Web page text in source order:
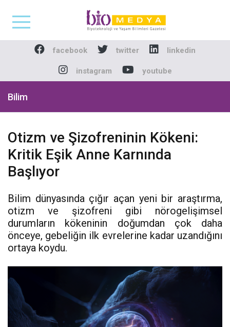
Biomedya -
facebook twitter linkedin
instagram youtube
Bilim
Otizm ve Şizofreninin Kökeni:
Kritik Eşik Anne Karnında
Başlıyor
Bilim dünyasında çığır açan yeni bir araştırma,
otizm ve şizofreni gibi nörogelişimsel
durumların kökeninin doğumdan çok daha
önceye, gebeliğin ilk evrelerine kadar uzandığını
ortaya koydu.